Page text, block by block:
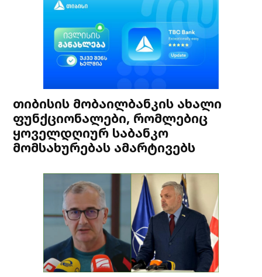
თიბისის მობაილბანკის ახალი
ფუნქციონალები, რომლებიც
ყოველდღიურ საბანკო
მომსახურებას ამარტივებს